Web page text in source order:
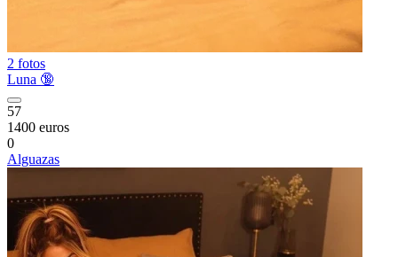
2 fotos
Luna 🔞
57
1400 euros
0
Alguazas